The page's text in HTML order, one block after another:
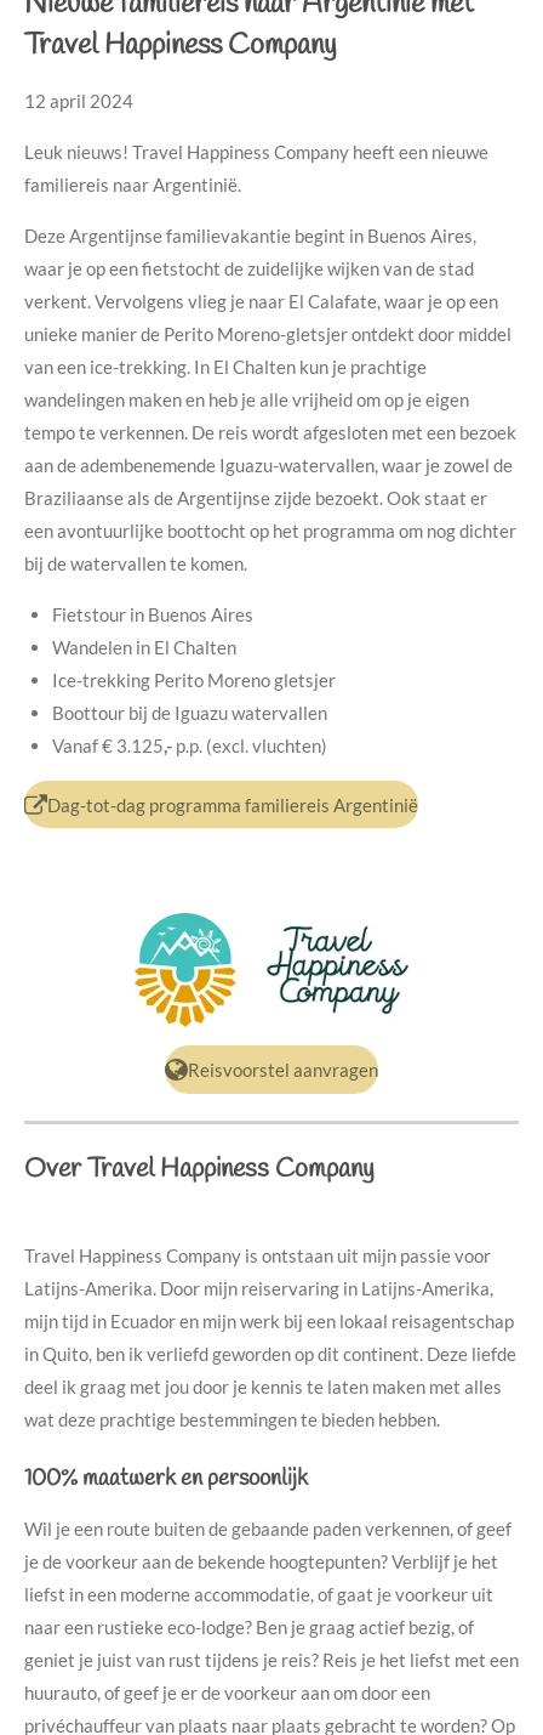
Travel Happiness Company
12 april 2024
Leuk nieuws! Travel Happiness Company heeft een nieuwe
familiereis naar Argentinië.
Deze Argentijnse familievakantie begint in Buenos Aires,
waar je op een fietstocht de zuidelijke wijken van de stad
verkent. Vervolgens vlieg je naar El Calafate, waar je op een
unieke manier de Perito Moreno-gletsjer ontdekt door middel
van een ice-trekking. In El Chalten kun je prachtige
wandelingen maken en heb je alle vrijheid om op je eigen
tempo te verkennen. De reis wordt afgesloten met een bezoek
aan de adembenemende Iguazu-watervallen, waar je zowel de
Braziliaanse als de Argentijnse zijde bezoekt. Ook staat er
een avontuurlijke boottocht op het programma om nog dichter
bij de watervallen te komen.
Fietstour in Buenos Aires
Wandelen in El Chalten
Ice-trekking Perito Moreno gletsjer
Boottour bij de Iguazu watervallen
Vanaf € 3.125,-p.p. (excl. vluchten)
Dag-tot-dag programma familiereis Argentinië
Reisvoorstel aanvragen
Over Travel Happiness Company
Travel Happiness Company is ontstaan uit mijn passie voor
Latijns-Amerika. Door mijn reiservaring in Latijns-Amerika,
mijn tijd in Ecuador en mijn werk bij een lokaal reisagentschap
in Quito, ben ik verliefd geworden op dit continent. Deze liefde
deel ik graag met jou door je kennis te laten maken met alles
wat deze prachtige bestemmingen te bieden hebben.
100% maatwerk en persoonlijk
Wil je een route buiten de gebaande paden verkennen, of geef
je de voorkeur aan de bekende hoogtepunten? Verblijf je het
liefst in een moderne accommodatie, of gaat je voorkeur uit
naar een rustieke eco-lodge? Ben je graag actief bezig, of
geniet je juist van rust tijdens je reis? Reis je het liefst met een
huurauto, of geef je er de voorkeur aan om door een
privéchauffeur van plaats naar plaats gebracht te worden? Op